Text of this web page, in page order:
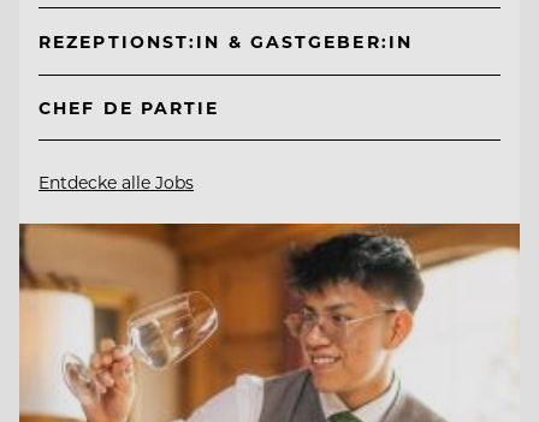
REZEPTIONST:IN & GASTGEBER:IN
CHEF DE PARTIE
Entdecke alle Jobs